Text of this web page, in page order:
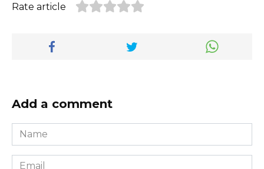
Rate article
Add a comment
Name
*
Email